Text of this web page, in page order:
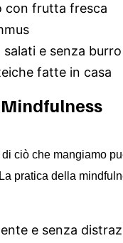
con frutta fresca
e senza burro
fatte in casa
ciò che mangiamo
pratica della
e senza